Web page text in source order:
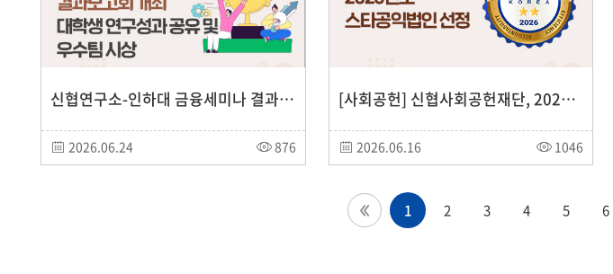
신협연구소-인하대 금융세미나 결과보고회 개최, 대학생 연구성과 공유 및 우수팀 시상
2026.06.24 876
[사회공헌] 신협사회공헌재단, 2026년도 스타공익법인 선정
2026.06.16 1046
1 2 3 4 5 6